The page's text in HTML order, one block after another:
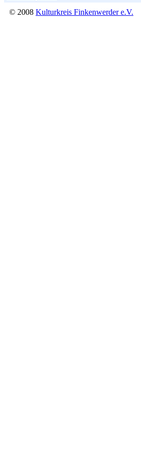
© 2008 Kulturkreis Finkenwerder e.V.